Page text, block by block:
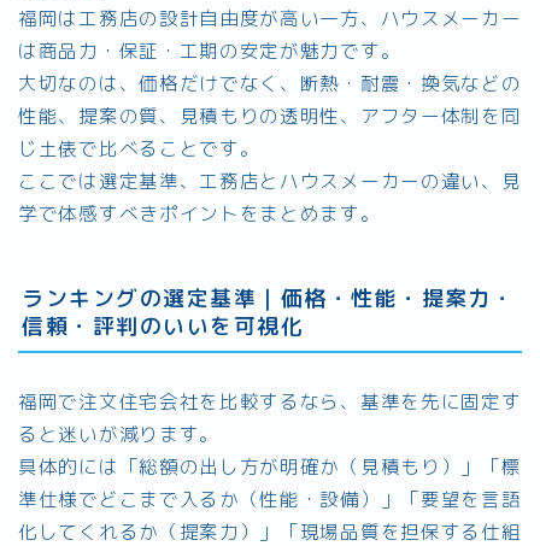
福岡は工務店の設計自由度が高い一方、ハウスメーカー
は商品力・保証・工期の安定が魅力です。
大切なのは、価格だけでなく、断熱・耐震・換気などの
性能、提案の質、見積もりの透明性、アフター体制を同
じ土俵で比べることです。
ここでは選定基準、工務店とハウスメーカーの違い、見
学で体感すべきポイントをまとめます。
ランキングの選定基準｜価格・性能・提案力・
信頼・評判のいいを可視化
福岡で注文住宅会社を比較するなら、基準を先に固定す
ると迷いが減ります。
具体的には「総額の出し方が明確か（見積もり）」「標
準仕様でどこまで入るか（性能・設備）」「要望を言語
化してくれるか（提案力）」「現場品質を担保する仕組